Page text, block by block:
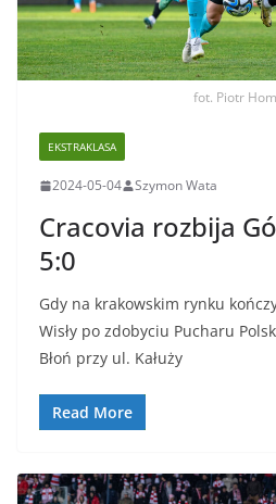
fot. Piotr
EKSTRAKLASA
2024-05-04 Szymon Wata
Cracovia rozbija
5:0
Gdy na krakowskim rynku
Wisły po zdobyciu Pucharu
Błoń przy ul. Kałuży
Read More